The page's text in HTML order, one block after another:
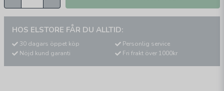
HOS ELSTORE FÅR DU ALLTID:
30 dagars öppet köp
Nöjd kund garanti
Personlig service
Fri frakt över 1000kr